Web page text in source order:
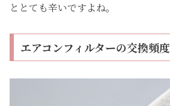
ととても辛いですよね。
エアコンフィルターの交換頻度